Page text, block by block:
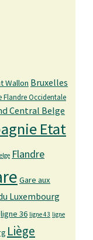
Wallon Bruxelles
Flandre Occidentale
Central Belge
Etat
Flandre
Gare aux
Luxembourg
ligne 36 ligne 43 ligne
Liège